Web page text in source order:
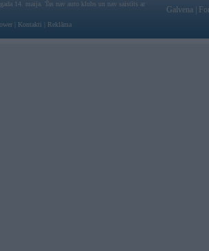
14. maija. Tas nav auto klubs un nav saistīts ar
Kontakti Reklāma
Galvena